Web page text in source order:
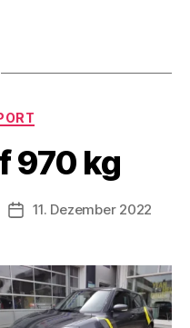
970 kg
11. Dezember 2022